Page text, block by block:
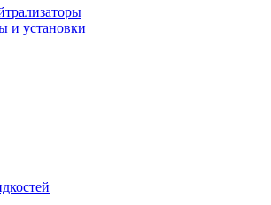
и установки